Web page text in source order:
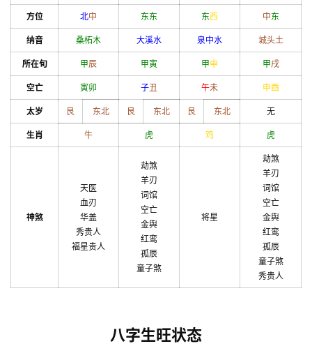
方位 北中 东东 东西 中东
纳音 桑柘木 大溪水 泉中水 城头土
所在旬 甲辰 甲寅 甲申 甲戌
空亡 寅卯 子丑 午未 申酉
太岁 艮 东北 艮 东北 艮 东北 无
生肖 牛 虎 鸡 虎
神煞
天医
血刃
华盖
秀贵人
福星贵人
劫煞
羊刃
词馆
空亡
金舆
红鸾
孤辰
童子煞
将星
劫煞
羊刃
词馆
空亡
金舆
红鸾
孤辰
童子煞
秀贵人
八字生旺状态